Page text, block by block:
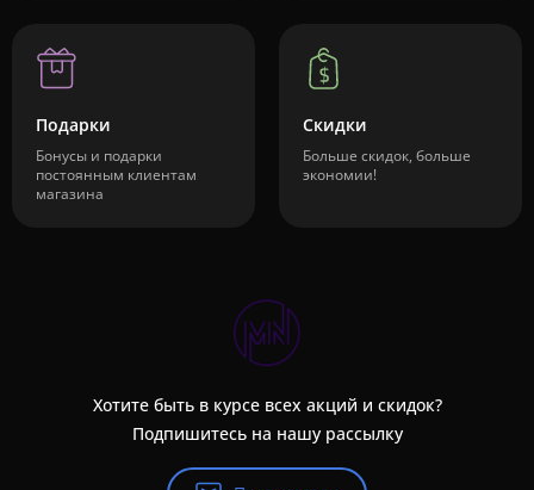
Подарки
Бонусы и подарки
постоянным клиентам
магазина
Скидки
Больше скидок, больше
экономии!
Хотите быть в курсе всех акций и скидок?
Подпишитесь на нашу рассылку